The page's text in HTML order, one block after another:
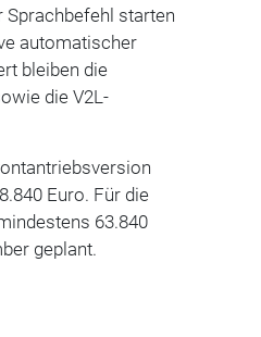
Sprachbefehl starten
automatischer
bleiben die
die V2L-
Euro. Für die
63.840
geplant.